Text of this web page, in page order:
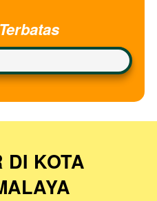
DI KOTA